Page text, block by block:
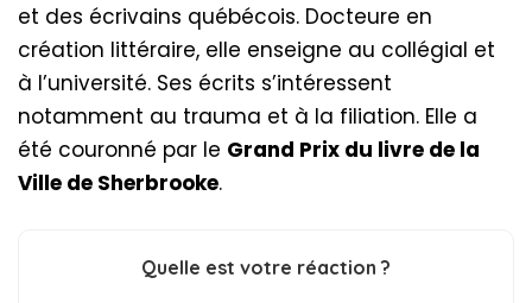
et des écrivains québécois. Docteure en
création littéraire, elle enseigne au collégial et
à l’université. Ses écrits s’intéressent
notamment au trauma et à la filiation. Elle a
été couronné par le Grand Prix du livre de la
Ville de Sherbrooke.
Quelle est votre réaction ?